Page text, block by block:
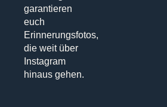
garantieren
euch
Erinnerungsfotos,
die weit über
Instagram
hinaus gehen.